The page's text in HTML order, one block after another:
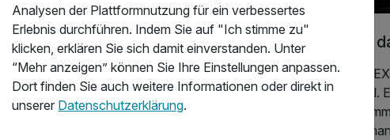
66,00 €
66,00 €
Über
Zentral.
Analysen der Plattformnutzung für ein verbessertes
Erlebnis durchführen. Indem Sie auf "Ich stimme zu"
klicken, erklären Sie sich damit einverstanden. Unter
“Mehr anzeigen” können Sie Ihre Einstellungen anpassen.
Dort finden Sie auch weitere Informationen oder direkt in
unserer Datenschutzerklärung.